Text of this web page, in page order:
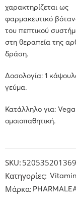
χαρακτηρίζεται ως
φαρμακευτικό
του πεπτικού
στη θεραπεία της
δράση.
Δοσολογία: 1
γεύμα.
Κατάλληλο για:
ομοιοπαθητική.
SKU:
Κατηγορίες:
Μάρκα: